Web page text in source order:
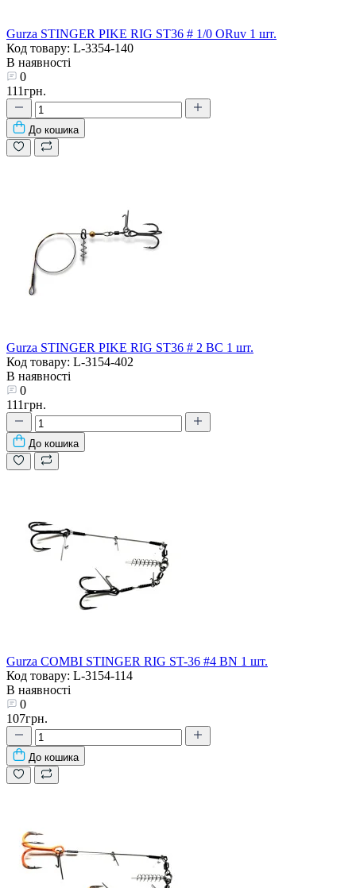
Gurza STINGER PIKE RIG ST36 # 1/0 ORuv 1 шт.
Код товару: L-3354-140
В наявності
0
111грн.
До кошика
Gurza STINGER PIKE RIG ST36 # 2 BC 1 шт.
Код товару: L-3154-402
В наявності
0
111грн.
До кошика
Gurza COMBI STINGER RIG ST-36 #4 BN 1 шт.
Код товару: L-3154-114
В наявності
0
107грн.
До кошика